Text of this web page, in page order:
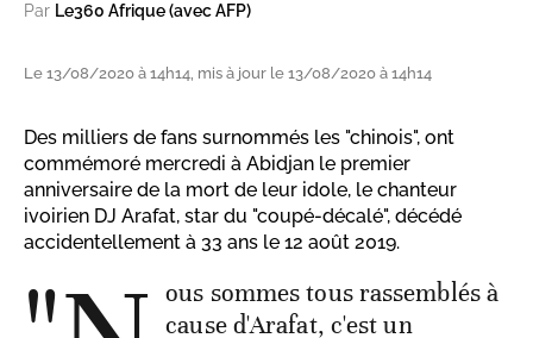
Par Le360 Afrique (avec AFP)
Le 13/08/2020 à 14h14, mis à jour le 13/08/2020 à 14h14
Des milliers de fans surnommés les "chinois", ont
commémoré mercredi à Abidjan le premier
anniversaire de la mort de leur idole, le chanteur
ivoirien DJ Arafat, star du "coupé-décalé", décédé
accidentellement à 33 ans le 12 août 2019.
ous sommes tous rassemblés à
cause d'Arafat, c'est un